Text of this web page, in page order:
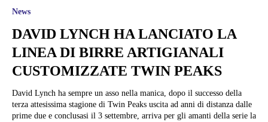
News
DAVID LYNCH HA LANCIATO LA
LINEA DI BIRRE ARTIGIANALI
CUSTOMIZZATE TWIN PEAKS
David Lynch ha sempre un asso nella manica, dopo il successo della
terza attesissima stagione di Twin Peaks uscita ad anni di distanza dalle
prime due e conclusasi il 3 settembre, arriva per gli amanti della serie la